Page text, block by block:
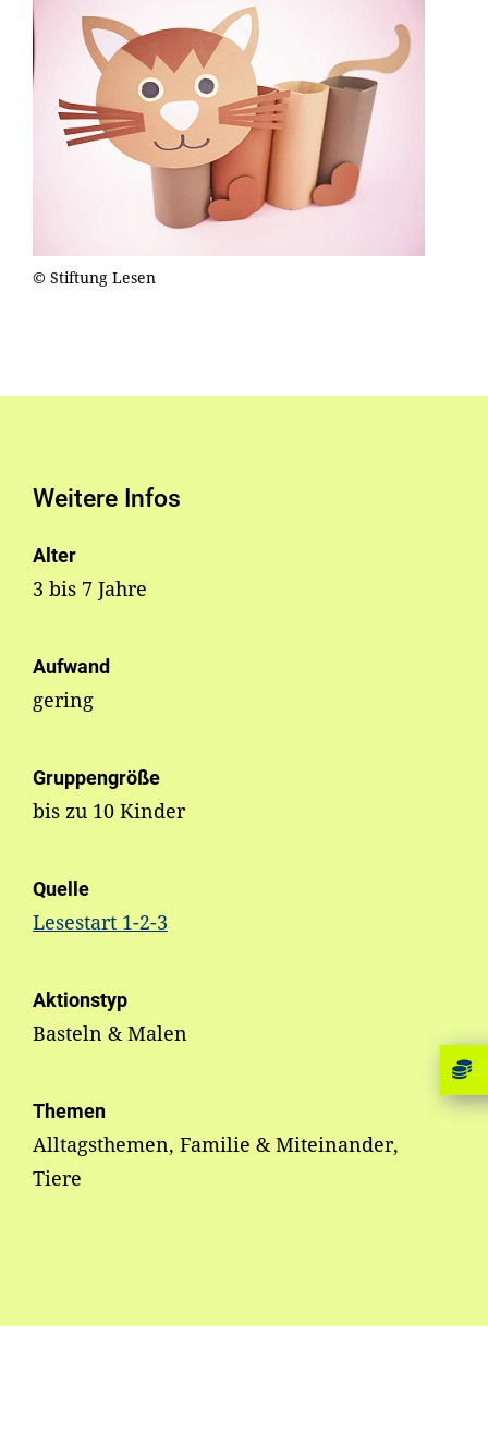
© Stiftung Lesen
Weitere Infos
Alter
3 bis 7 Jahre
Aufwand
gering
Gruppengröße
bis zu 10 Kinder
Quelle
Lesestart 1-2-3
Aktionstyp
Basteln & Malen
Themen
Alltagsthemen, Familie & Miteinander,
Tiere